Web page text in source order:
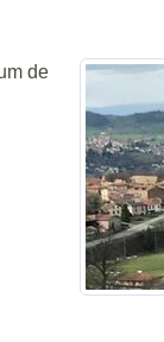
de